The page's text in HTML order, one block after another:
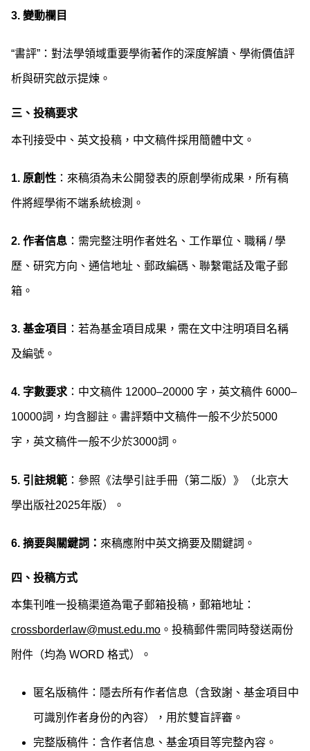
3. 變動欄目
“書評”：對法學領域重要學術著作的深度解讀、學術價值評
析與研究啟示提煉。
三、投稿要求
本刊接受中、英文投稿，中文稿件採用簡體中文。
1. 原創性 ：來稿須為未公開發表的原創學術成果，所有稿
件將經學術不端系統檢測。
2. 作者信息 ：需完整注明作者姓名、工作單位、職稱 / 學
歷、研究方向、通信地址、郵政編碼、聯繫電話及電子郵
箱。
3. 基金項目 ：若為基金項目成果，需在文中注明項目名稱
及編號。
4. 字數要求：中文稿件 12000–20000 字，英文稿件 6000–
10000詞，均含腳註。書評類中文稿件一般不少於5000
字，英文稿件一般不少於3000詞。
5. 引註規範 ：參照《法學引註手冊（第二版）》（北京大
學出版社2025年版）。
6. 摘要與關鍵詞 ： 來稿應附中英文摘要及關鍵詞。
四、投稿方式
本集刊唯一投稿渠道為電子郵箱投稿，郵箱地址：
crossborderlaw@must.edu.mo 。投稿郵件需同時發送兩份
附件（均為 WORD 格式）。
匿名版稿件：隱去所有作者信息（含致謝、基金項目中
可識別作者身份的內容），用於雙盲評審。
完整版稿件：含作者信息、基金項目等完整內容。